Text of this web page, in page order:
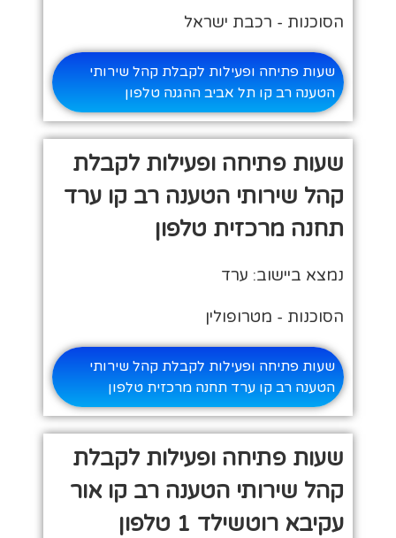
הסוכנות - רכבת ישראל
שעות פתיחה ופעילות לקבלת קהל שירותי
הטענה רב קו תל אביב ההגנה טלפון
שעות פתיחה ופעילות לקבלת
קהל שירותי הטענה רב קו ערד
תחנה מרכזית טלפון
נמצא ביישוב: ערד
הסוכנות - מטרופולין
שעות פתיחה ופעילות לקבלת קהל שירותי
הטענה רב קו ערד תחנה מרכזית טלפון
שעות פתיחה ופעילות לקבלת
קהל שירותי הטענה רב קו אור
עקיבא רוטשילד 1 טלפון